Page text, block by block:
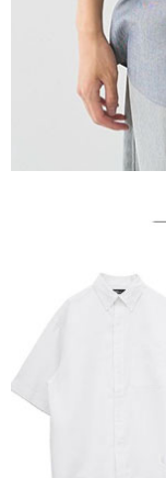
「AFTEE先享後付」
４．使用「AFTEE先
時審查核予不同之上限
請求用戶進行身份認證。
５．嚴禁一人註冊多個
恩沛科技股份有限公
每筆NT$90，滿